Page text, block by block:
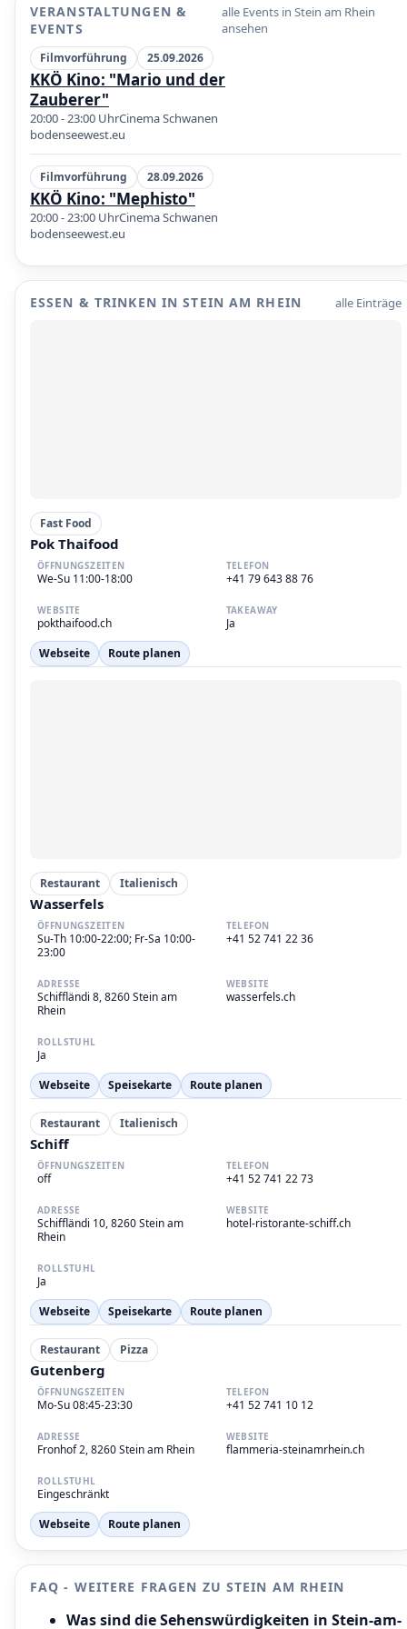
VERANSTALTUNGEN &
EVENTS
alle Events in Stein am Rhein
ansehen
Filmvorführung 25.09.2026
KKÖ Kino: "Mario und der
Zauberer"
20:00 - 23:00 UhrCinema Schwanen
bodenseewest.eu
Filmvorführung 28.09.2026
KKÖ Kino: "Mephisto"
20:00 - 23:00 UhrCinema Schwanen
bodenseewest.eu
ESSEN & TRINKEN IN STEIN AM RHEIN alle Einträge
Fast Food
Pok Thaifood
ÖFFNUNGSZEITEN
We-Su 11:00-18:00
TELEFON
+41 79 643 88 76
WEBSITE
pokthaifood.ch
TAKEAWAY
Ja
Webseite
Route planen
Restaurant Italienisch
Wasserfels
ÖFFNUNGSZEITEN
Su-Th 10:00-22:00; Fr-Sa 10:00-
23:00
TELEFON
+41 52 741 22 36
ADRESSE
Schiffländi 8, 8260 Stein am
Rhein
WEBSITE
wasserfels.ch
ROLLSTUHL
Ja
Webseite
Speisekarte Route planen
Restaurant Italienisch
Schiff
ÖFFNUNGSZEITEN
off
TELEFON
+41 52 741 22 73
ADRESSE
Schiffländi 10, 8260 Stein am
Rhein
WEBSITE
hotel-ristorante-schiff.ch
ROLLSTUHL
Ja
Webseite
Speisekarte Route planen
Restaurant Pizza
Gutenberg
ÖFFNUNGSZEITEN
Mo-Su 08:45-23:30
TELEFON
+41 52 741 10 12
ADRESSE
Fronhof 2, 8260 Stein am Rhein
WEBSITE
flammeria-steinamrhein.ch
ROLLSTUHL
Eingeschränkt
Webseite
Route planen
FAQ - WEITERE FRAGEN ZU STEIN AM RHEIN
Was sind die Sehenswürdigkeiten in Stein-am-